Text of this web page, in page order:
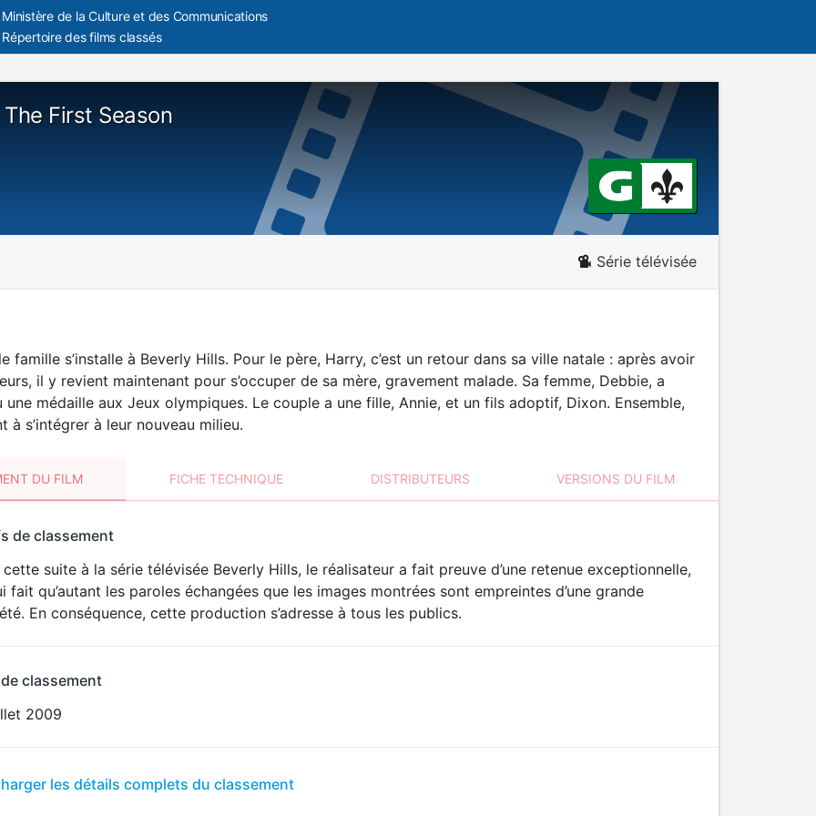
Ministère de la Culture et des Communications
Répertoire des films classés
First Season
Série télévisée
famille s’installe à Beverly Hills. Pour le père, Harry, c’est un retour dans sa ville natale : après avoir
il y revient maintenant pour s’occuper de sa mère, gravement malade. Sa femme, Debbie, a
une médaille aux Jeux olympiques. Le couple a une fille, Annie, et un fils adoptif, Dixon. Ensemble,
à s’intégrer à leur nouveau milieu.
DU FILM FICHE TECHNIQUE DISTRIBUTEURS VERSIONS DU FILM
de classement
cette suite à la série télévisée Beverly Hills, le réalisateur a fait preuve d’une retenue exceptionnelle,
fait qu’autant les paroles échangées que les images montrées sont empreintes d’une grande
En conséquence, cette production s’adresse à tous les publics.
classement
2009
les détails complets du classement